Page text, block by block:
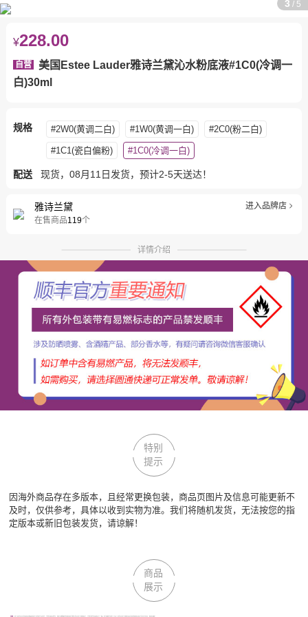
3 / 5
¥228.00
自营
美国Estee Lauder雅诗兰黛沁水粉底液#1C0(冷调一
白)30ml
规格 #2W0(黄调二白) #1W0(黄调一白) #2C0(粉二白)
#1C1(瓷白偏粉) #1C0(冷调一白)
配送 现货，08月11日发货，预计2-5天送达！
雅诗兰黛
在售商品119个
进入品牌店
详情介绍
特别
提示
因海外商品存在多版本，且经常更换包装，商品页图片及信息可能更新不
及时，仅供参考，具体以收到实物为准。我们将随机发货，无法按您的指
定版本或新旧包装发货，请谅解！
商品
展示